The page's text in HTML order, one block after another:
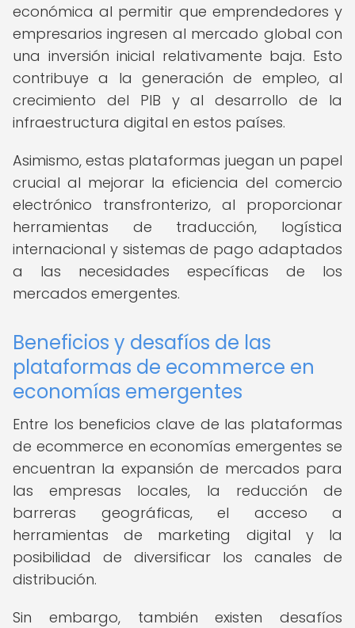
económica al permitir que emprendedores y
empresarios ingresen al mercado global con
una inversión inicial relativamente baja. Esto
contribuye a la generación de empleo, al
crecimiento del PIB y al desarrollo de la
infraestructura digital en estos países.
Asimismo, estas plataformas juegan un papel
crucial al mejorar la eficiencia del comercio
electrónico transfronterizo, al proporcionar
herramientas de traducción, logística
internacional y sistemas de pago adaptados
a las necesidades específicas de los
mercados emergentes.
Beneficios y desafíos de las
plataformas de ecommerce en
economías emergentes
Entre los beneficios clave de las plataformas
de ecommerce en economías emergentes se
encuentran la expansión de mercados para
las empresas locales, la reducción de
barreras geográficas, el acceso a
herramientas de marketing digital y la
posibilidad de diversificar los canales de
distribución.
Sin embargo, también existen desafíos